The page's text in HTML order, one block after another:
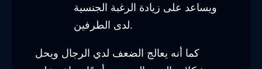
ويساعد على زيادة الرغبة الجنسية
لدى الطرفين.
كما أنه يعالج الضعف لدي الرجال ويحل